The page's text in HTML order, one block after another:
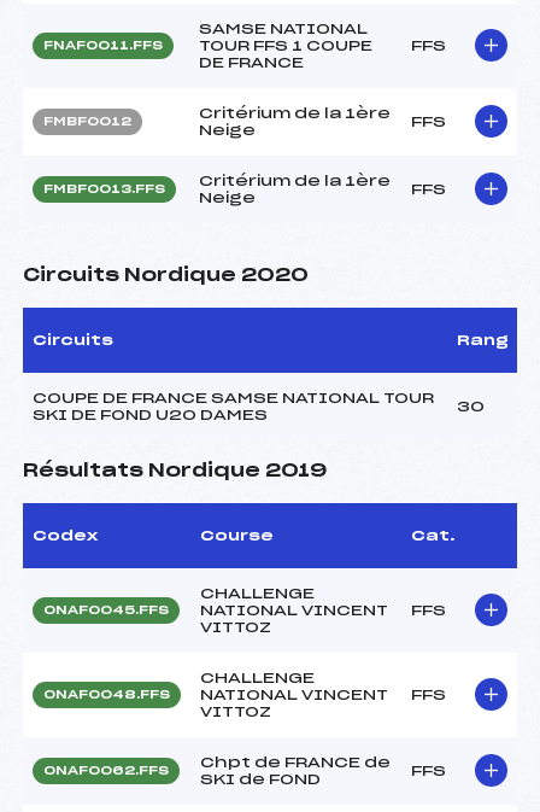
FNAF0011.FFS
SAMSE NATIONAL
TOUR FFS 1 COUPE
DE FRANCE
FFS
FMBF0012
Critérium de la 1ère
Neige
FFS
FMBF0013.FFS
Critérium de la 1ère
Neige
FFS
Circuits Nordique 2020
Circuits Rang
COUPE DE FRANCE SAMSE NATIONAL TOUR
SKI DE FOND U20 DAMES
30
Résultats Nordique 2019
Codex Course Cat.
ONAF0045.FFS
CHALLENGE
NATIONAL VINCENT
VITTOZ
FFS
ONAF0048.FFS
CHALLENGE
NATIONAL VINCENT
VITTOZ
FFS
ONAF0062.FFS
Chpt de FRANCE de
SKI de FOND
FFS